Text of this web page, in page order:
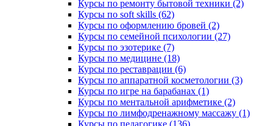
Курсы по ремонту бытовой техники (2)
Курсы по soft skills (62)
Курсы по оформлению бровей (2)
Курсы по семейной психологии (27)
Курсы по эзотерике (7)
Курсы по медицине (18)
Курсы по реставрации (6)
Курсы по аппаратной косметологии (3)
Курсы по игре на барабанах (1)
Курсы по ментальной арифметике (2)
Курсы по лимфодренажному массажу (1)